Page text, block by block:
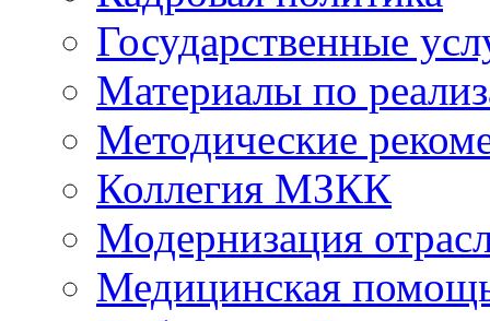
Государственные
Материалы по
Методические
Коллегия МЗКК
Модернизация
Медицинская